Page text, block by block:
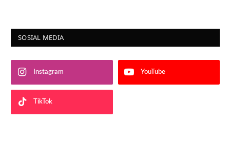
SOSIAL MEDIA
Instagram YouTube
TikTok